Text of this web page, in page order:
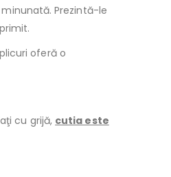
Prezintă-le
oferă o
cu grijă, cutia este